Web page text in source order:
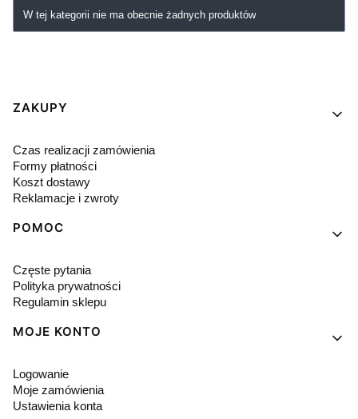
Lista produktów
W tej kategorii nie ma obecnie żadnych produktów
Linki w stopce
ZAKUPY
Czas realizacji zamówienia
Formy płatności
Koszt dostawy
Reklamacje i zwroty
POMOC
Częste pytania
Polityka prywatności
Regulamin sklepu
MOJE KONTO
Logowanie
Moje zamówienia
Ustawienia konta